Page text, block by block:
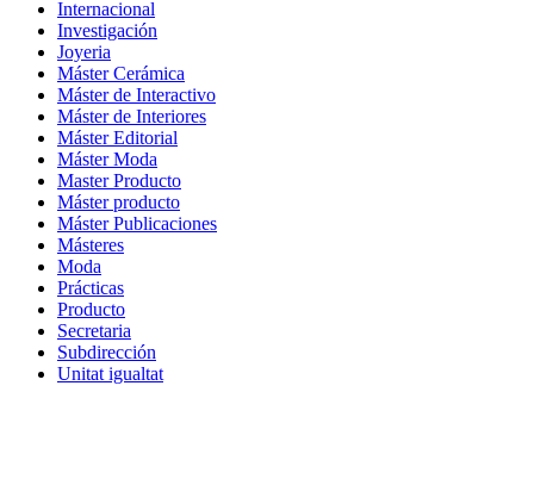
Internacional
Investigación
Joyeria
Máster Cerámica
Máster de Interactivo
Máster de Interiores
Máster Editorial
Máster Moda
Master Producto
Máster producto
Máster Publicaciones
Másteres
Moda
Prácticas
Producto
Secretaria
Subdirección
Unitat igualtat